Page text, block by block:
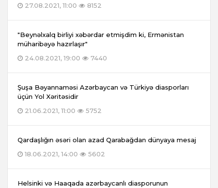
27.08.2021, 11:00
8152
"Beynəlxalq birliyi xəbərdar etmişdim ki, Ermənistan
müharibəyə hazırlaşır"
24.08.2021, 19:00
7440
Şuşa Bəyannaməsi Azərbaycan və Türkiyə diasporları
üçün Yol Xəritəsidir
21.06.2021, 11:00
5752
Qardaşlığın əsəri olan azad Qarabağdan dünyaya mesaj
18.06.2021, 14:00
5602
Helsinki və Haaqada azərbaycanlı diasporunun